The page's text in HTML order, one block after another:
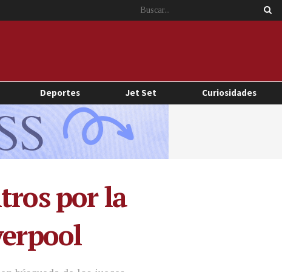
Deportes Jet Set Curiosidades
por la